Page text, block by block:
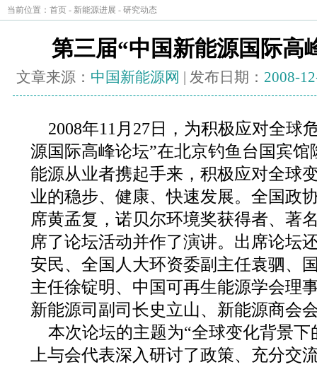
当前位置： 首页 - 新能源进展 - 研究动态
第三届“中国新能源国际高
文章来源： 中国新能源网 | 发布日期： 2008-
2008年11月27日，为积极应对全球
源国际高峰论坛”在北京钓鱼台国宾
能源从业者携起手来，积极应对全球
业的稳步、健康、快速发展。全国政
席黄孟复，诺贝尔环境奖获得者、著
席了论坛活动并作了演讲。出席论坛
安民、全国人大环资委副主任袁驷、
主任徐锭明、中国可再生能源学会理
新能源司副司长史立山、新能源商会
本次论坛的主题为“全球变化背景
上与会代表深入研讨了政策、充分交